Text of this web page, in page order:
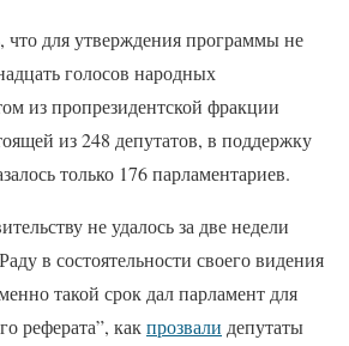
что для утверждения программы не
голосов народных
из пропрезидентской фракции
из 248 депутатов, в поддержку
только 176 парламентариев.
не удалось за две недели
в состоятельности своего видения
такой срок дал парламент для
реферата”, какпрозвали депутаты